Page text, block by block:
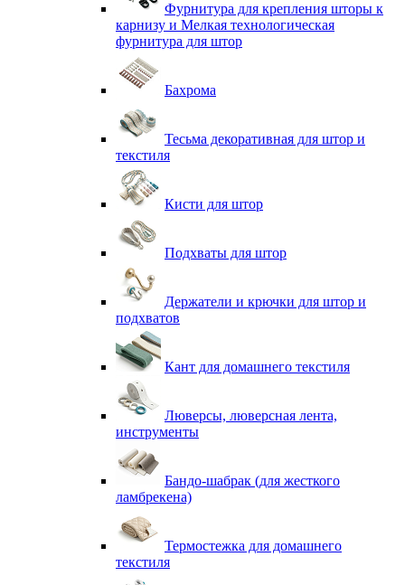
Фурнитура для крепления шторы к
карнизу и Мелкая технологическая
фурнитура для штор
Бахрома
Тесьма декоративная для штор и
текстиля
Кисти для штор
Подхваты для штор
Держатели и крючки для штор и
подхватов
Кант для домашнего текстиля
Люверсы, люверсная лента,
инструменты
Бандо-шабрак (для жесткого
ламбрекена)
Термостежка для домашнего
текстиля